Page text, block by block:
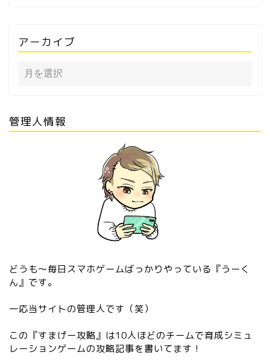
アーカイブ
管理人情報
どうも〜毎日スマホゲームばっかりやっている『うーく
ん』です。
一応当サイトの管理人です（笑）
この『すまげー攻略』は10人ほどのチームで育成シミュ
レーションゲームの攻略記事を書いてます！
『2024年最新』管理人がお